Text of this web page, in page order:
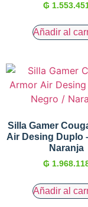
₲
Añadir al
Silla Gamer
Air Desing Duplo
Naranja
₲
Añadir al